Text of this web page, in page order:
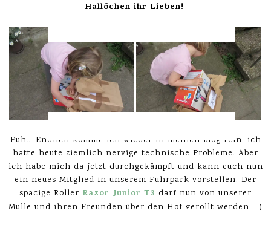
Hallöchen ihr Lieben!
Puh… Endlich komme ich wieder in meinen Blog rein, ich
hatte heute ziemlich nervige technische Probleme. Aber
ich habe mich da jetzt durchgekämpft und kann euch nun
ein neues Mitglied in unserem Fuhrpark vorstellen. Der
spacige Roller Razor Junior T3 darf nun von unserer
Mulle und ihren Freunden über den Hof gerollt werden. =)